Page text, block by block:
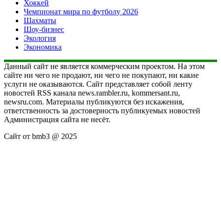
Хоккей
Чемпионат мира по футболу 2026
Шахматы
Шоу-бизнес
Экология
Экономика
Данный сайт не является коммерческим проектом. На этом
сайте ни чего не продают, ни чего не покупают, ни какие
услуги не оказываются. Сайт представляет собой ленту
новостей RSS канала news.rambler.ru, kommersant.ru,
newsru.com. Материалы публикуются без искажения,
ответственность за достоверность публикуемых новостей
Администрация сайта не несёт.
Сайт от bmb3 @ 2025